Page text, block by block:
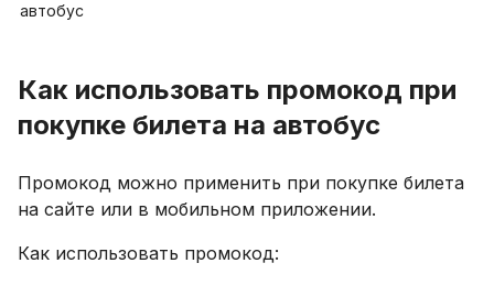
автобус
Как использовать промокод при
покупке билета на автобус
Промокод можно применить при покупке билета
на сайте или в мобильном приложении.
Как использовать промокод: